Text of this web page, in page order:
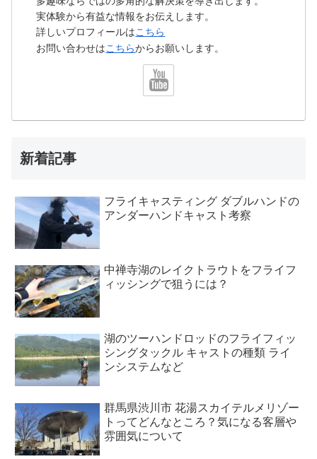
実体験から有益な情報をお伝えします。
詳しいプロフィールはこちら
お問い合わせはこちらからお願いします。
新着記事
フライキャスティング ダブルハンドの
アンダーハンドキャスト考察
中禅寺湖のレイクトラウトをフライフ
ィッシングで狙うには？
湖のツーハンドロッドのフライフィッ
シングタックル キャストの種類 ライ
ンシステムなど
群馬県渋川市 花湯スカイテルメリゾー
トってどんなところ？気になる客層や
雰囲気について